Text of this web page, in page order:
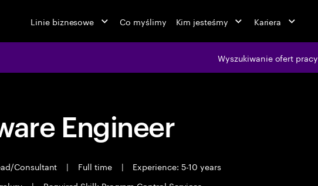
Linie biznesowe Co myślimy Kim jesteśmy Kariera
Wyszukiwanie ofert pracy
Engineer
Consultant | Full time |
Experience: 5-10 years